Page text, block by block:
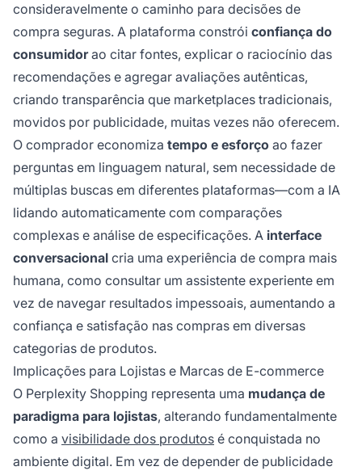
consideravelmente o caminho para decisões de
compra seguras. A plataforma constrói confiança do
consumidorao citar fontes, explicar o raciocínio das
recomendações e agregar avaliações autênticas,
criando transparência que marketplaces tradicionais,
movidos por publicidade, muitas vezes não oferecem.
O comprador economiza tempo e esforço ao fazer
perguntas em linguagem natural, sem necessidade de
múltiplas buscas em diferentes plataformas—com a IA
lidando automaticamente com comparações
complexas e análise de especificações. A interface
conversacional cria uma experiência de compra mais
humana, como consultar um assistente experiente em
vez de navegar resultados impessoais, aumentando a
confiança e satisfação nas compras em diversas
categorias de produtos.
Implicações para Lojistas e Marcas de E-commerce
O Perplexity Shopping representa uma mudança de
paradigma para lojistas, alterando fundamentalmente
como a visibilidade dos produtos é conquistada no
ambiente digital. Em vez de depender de publicidade